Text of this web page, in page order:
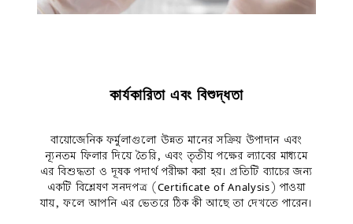
কার্যকারিতা এবং বিশুদ্ধতা
বায়োজেনিক ফর্মুলাগুলো উন্নত মানের সক্রিয় উপাদান এবং
ন্যূনতম ফিলার দিয়ে তৈরি, এবং তৃতীয় পক্ষের ল্যাবের মাধ্যমে
এর বিশুদ্ধতা ও দূষক পদার্থ পরীক্ষা করা হয়। প্রতিটি ব্যাচের জন্য
একটি বিশ্লেষণ সনদপত্র (Certificate of Analysis) পাওয়া
যায়, ফলে আপনি এর ভেতরে ঠিক কী আছে তা দেখতে পারেন।